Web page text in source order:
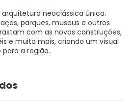
arquitetura neoclássica única.
parques, museus e outros
com as novas construções,
e muito mais, criando um visual
a região.